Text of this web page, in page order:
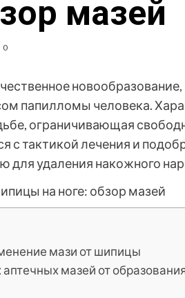
мазей
0
папилломы человека.
ограничивающая
с тактикой лечения и
для удаления накожного
мази от шипицы
мазей от